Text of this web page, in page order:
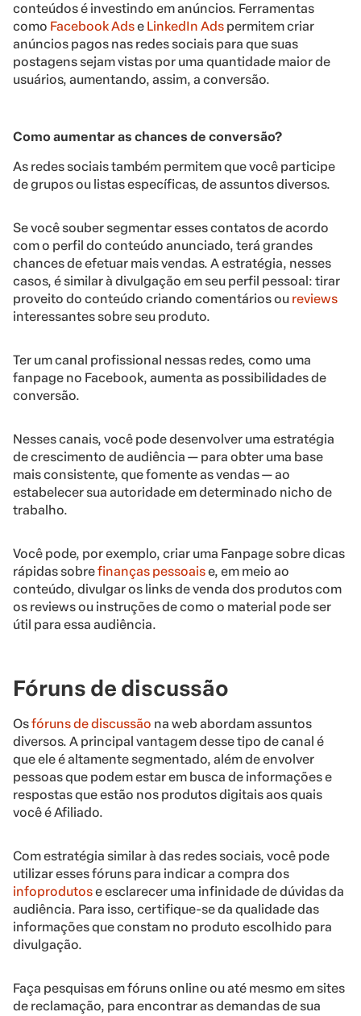
conteúdos é investindo em anúncios. Ferramentas
como Facebook Adse LinkedIn Ads permitem criar
anúncios pagos nas redes sociais para que suas
postagens sejam vistas por uma quantidade maior de
usuários, aumentando, assim, a conversão.
Como aumentar as chances de conversão?
As redes sociais também permitem que você participe
de grupos ou listas específicas, de assuntos diversos.
Se você souber segmentar esses contatos de acordo
com o perfil do conteúdo anunciado, terá grandes
chances de efetuar mais vendas. A estratégia, nesses
casos, é similar à divulgação em seu perfil pessoal: tirar
proveito do conteúdo criando comentários ou reviews
interessantes sobre seu produto.
Ter um canal profissional nessas redes, como uma
fanpage no Facebook, aumenta as possibilidades de
conversão.
Nesses canais, você pode desenvolver uma estratégia
de crescimento de audiência — para obter uma base
mais consistente, que fomente as vendas — ao
estabelecer sua autoridade em determinado nicho de
trabalho.
Você pode, por exemplo, criar uma Fanpage sobre dicas
rápidas sobrefinanças pessoaise, em meio ao
conteúdo, divulgar os links de venda dos produtos com
os reviews ou instruções de como o material pode ser
útil para essa audiência.
Fóruns de discussão
Osfóruns de discussão na web abordam assuntos
diversos. A principal vantagem desse tipo de canal é
que ele é altamente segmentado, além de envolver
pessoas que podem estar em busca de informações e
respostas que estão nos produtos digitais aos quais
você é Afiliado.
Com estratégia similar à das redes sociais, você pode
utilizar esses fóruns para indicar a compra dos
infoprodutose esclarecer uma infinidade de dúvidas da
audiência. Para isso, certifique-se da qualidade das
informações que constam no produto escolhido para
divulgação.
Faça pesquisas em fóruns online ou até mesmo em sites
de reclamação, para encontrar as demandas de sua